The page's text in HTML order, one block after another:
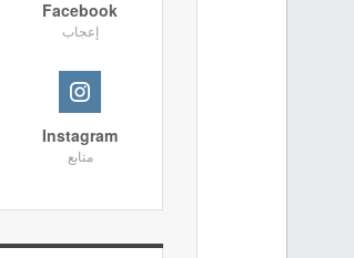
Facebook
إعجاب
Instagram
متابع